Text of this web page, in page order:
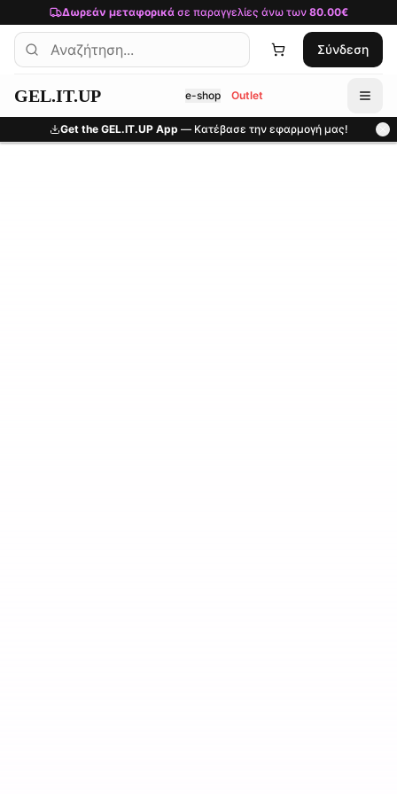
Μετάβαση στο κύριο περιεχόμενο
Δωρεάν μεταφορικάσε παραγγελίες άνω των 80.00€
Σύνδεση
GEL.IT.UP e-shop Outlet
Get the GEL.IT.UP App — Κατέβασε την εφαρμογή μας!